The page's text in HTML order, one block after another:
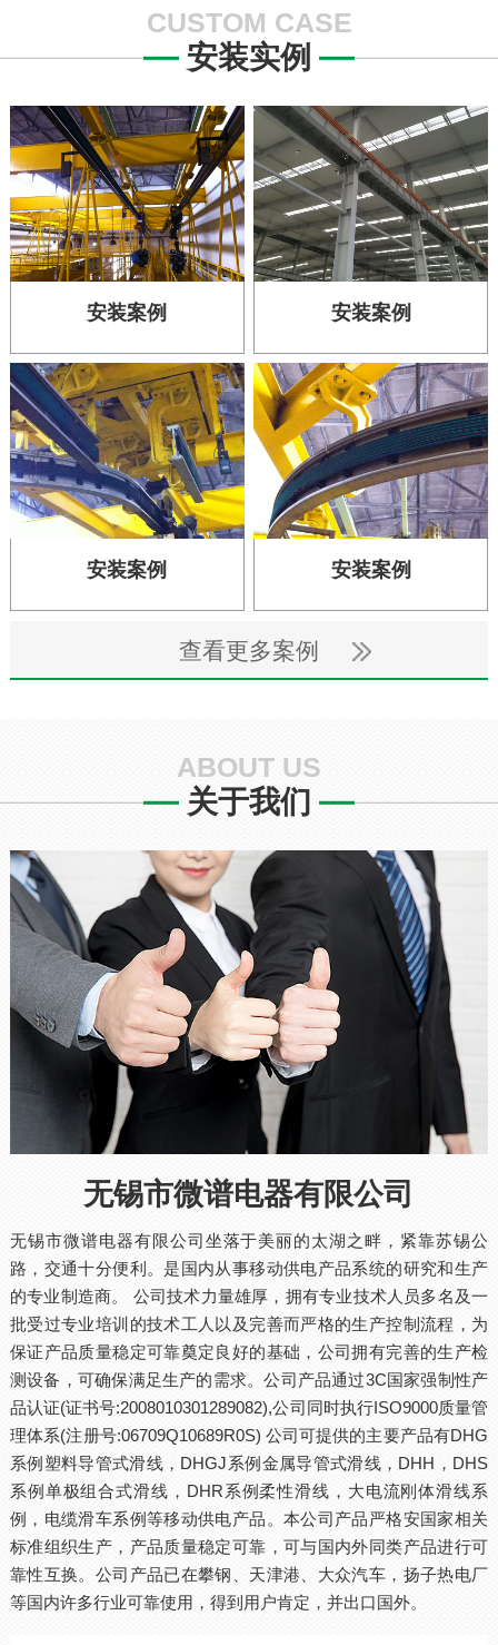
CUSTOM CASE
安装实例
安装案例 安装案例
安装案例 安装案例
查看更多案例
ABOUT US
关于我们
无锡市微谱电器有限公司
无锡市微谱电器有限公司坐落于美丽的太湖之畔，紧靠苏锡公
路，交通十分便利。是国内从事移动供电产品系统的研究和生产
的专业制造商。 公司技术力量雄厚，拥有专业技术人员多名及一
批受过专业培训的技术工人以及完善而严格的生产控制流程，为
保证产品质量稳定可靠奠定良好的基础，公司拥有完善的生产检
测设备，可确保满足生产的需求。公司产品通过3C国家强制性产
品认证(证书号:2008010301289082),公司同时执行ISO9000质量管
理体系(注册号:06709Q10689R0S) 公司可提供的主要产品有DHG
系例塑料导管式滑线，DHGJ系例金属导管式滑线，DHH，DHS
系例单极组合式滑线，DHR系例柔性滑线，大电流刚体滑线系
例，电缆滑车系例等移动供电产品。本公司产品严格安国家相关
标准组织生产，产品质量稳定可靠，可与国内外同类产品进行可
靠性互换。公司产品已在攀钢、天津港、大众汽车，扬子热电厂
等国内许多行业可靠使用，得到用户肯定，并出口国外。